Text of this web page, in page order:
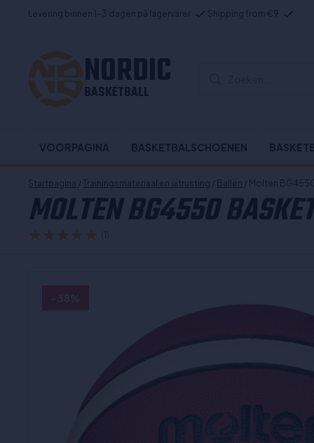
Levering binnen 1-3 dagen på lagervarer Shipping from €9
NORDIC
BASKETBALL
VOORPAGINA BASKETBALSCHOENEN
Startpagina / Trainingsmateriaal en uitrusting / Ballen / Molten
MOLTEN BG4550